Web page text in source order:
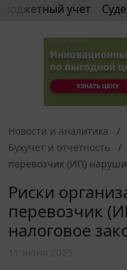
Бюджетный учет
Новости и аналитика
Бухучет и отчетность
перевозчик (ИП)
Риски
перевозчик
налоговое